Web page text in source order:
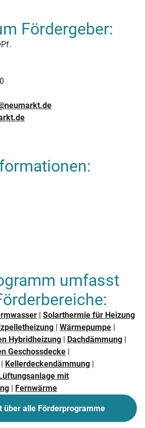
Fördergeber:
umfasst
Solarthermie für Heizung
Wärmepumpe
Hybridheizung
Dachdämmung
Geschossdecke
Kellerdeckendämmung
Lüftungsanlage mit
Fernwärme
über alle Förderprogramme